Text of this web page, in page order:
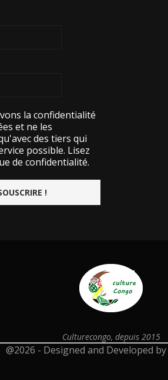
la confidentialité
et ne les
des tiers qui
possible. Lisez
de confidentialité.
Culturecongo, depuis 2015
@2026 - Designed and Developed by